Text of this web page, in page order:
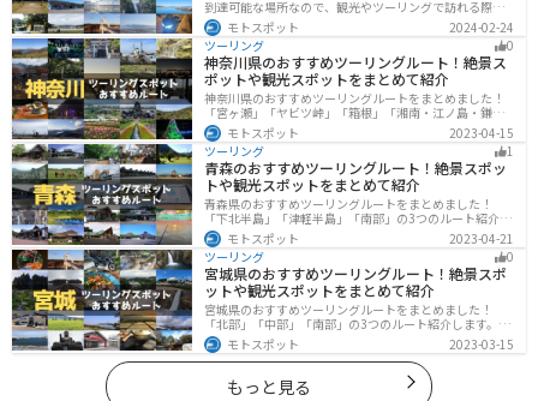
到達可能な場所なので、観光やツーリングで訪れる際の
参考にしてください。
モトスポット
2024-02-24
ツーリング
0
神奈川県のおすすめツーリングルート！絶景ス
ポットや観光スポットをまとめて紹介
神奈川県のおすすめツーリングルートをまとめました！
「宮ヶ瀬」「ヤビツ峠」「箱根」「湘南・江ノ島・鎌
倉」「三浦」「みなとみらい」の6つのルート紹介しま
す。自然豊かなスポット、歴史ある観光名所、都市部で
楽しめるツーリングスポットまで多数あります。バイク
で神奈川県にツーリングに行く際は参考にしてくださ
い。
モトスポット
2023-04-15
ツーリング
1
青森のおすすめツーリングルート！絶景スポッ
トや観光スポットをまとめて紹介
青森県のおすすめツーリングルートをまとめました！
「下北半島」「津軽半島」「南部」の3つのルート紹介し
ます。自然に恵まれた風光明媚な景色や歴史文化に触れ
られる観光スポットが多くあります。バイクで青森県に
ツーリングに行く際は参考にしてください。
モトスポット
2023-04-21
ツーリング
0
宮城県のおすすめツーリングルート！絶景スポ
ットや観光スポットをまとめて紹介
宮城県のおすすめツーリングルートをまとめました！
「北部」「中部」「南部」の3つのルート紹介します。キ
ツネ村や広大な山や滝、湖などを歴史や自然を満喫する
ツーリングができます。バイクで宮城県にツーリングに
行く際は参考にしてください。
モトスポット 2023-03-15
もっと見る